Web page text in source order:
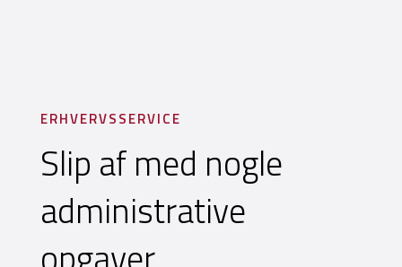
ERHVERVSSERVICE
Slip af med nogle
administrative